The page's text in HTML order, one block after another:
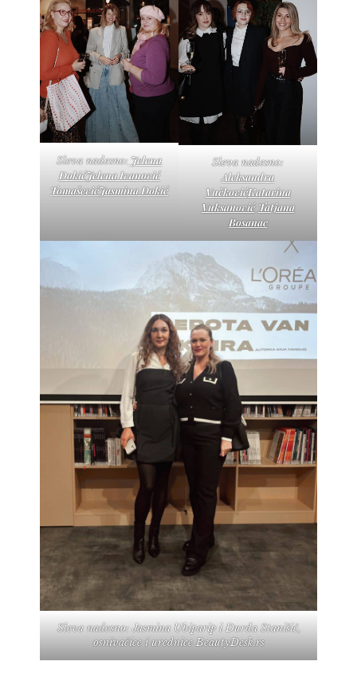
Sleva nadesno:Jelena
ĐokićJelena Ivanović
TomaševićJasmina Đokić
Sleva nadesno:
Aleksandra
VučkovićKatarina
Vuksanović Tatjana
Bosanac
Sleva nadesno: Jasmina Ubiparip i Đurđa Stanišić,
osnivačice i urednice BeautyDesk.rs